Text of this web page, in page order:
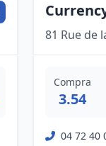
81 Rue de
Compra
3.54
04 72 40